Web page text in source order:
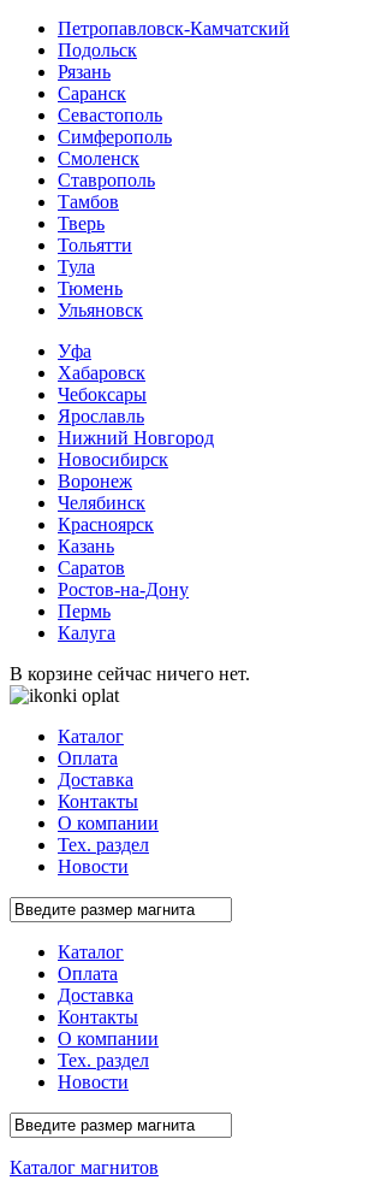
Петропавловск-Камчатский
Подольск
Рязань
Саранск
Севастополь
Симферополь
Смоленск
Ставрополь
Тамбов
Тверь
Тольятти
Тула
Тюмень
Ульяновск
Уфа
Хабаровск
Чебоксары
Ярославль
Нижний Новгород
Новосибирск
Воронеж
Челябинск
Красноярск
Казань
Саратов
Ростов-на-Дону
Пермь
Калуга
В корзине сейчас ничего нет.
Каталог
Оплата
Доставка
Контакты
О компании
Тех. раздел
Новости
Каталог
Оплата
Доставка
Контакты
О компании
Тех. раздел
Новости
Каталог магнитов